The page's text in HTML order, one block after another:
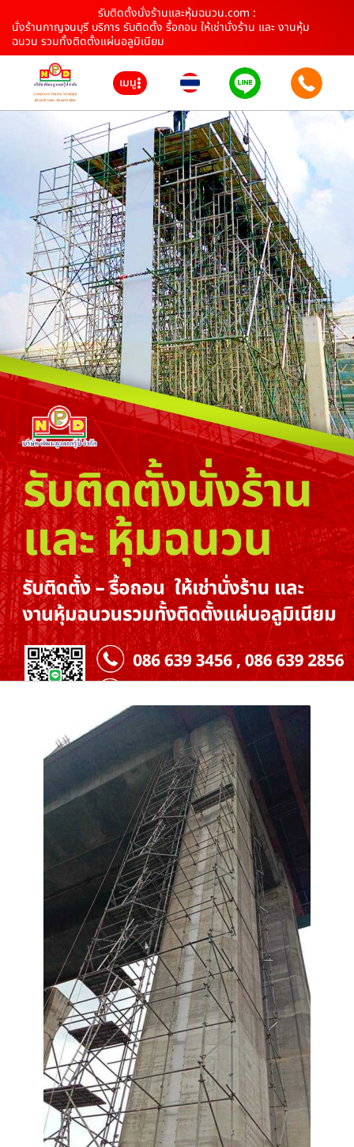
รับติดตั้งนั่งร้านและหุ้มฉนวน.com :
นั่งร้านกาญจนบุรี บริการ รับติดตั้ง รื้อถอน ให้เช่านั่งร้าน และ งานหุ้ม
ฉนวน รวมทั้งติดตั้งแผ่นอลูมิเนียม
เมนู